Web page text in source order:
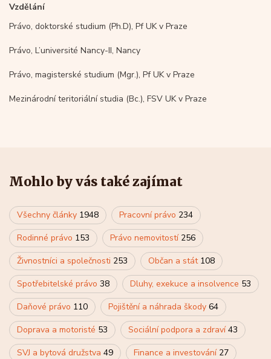
Vzdělání
Právo, doktorské studium (Ph.D), Pf UK v Praze
Právo, L’université Nancy-II, Nancy
Právo, magisterské studium (Mgr.), Pf UK v Praze
Mezinárodní teritoriální studia (Bc.), FSV UK v Praze
Mohlo by vás také zajímat
Všechny články 1948 Pracovní právo 234
Rodinné právo 153 Právo nemovitostí 256
Živnostníci a společnosti 253 Občan a stát 108
Spotřebitelské právo 38 Dluhy, exekuce a insolvence 53
Daňové právo 110 Pojištění a náhrada škody 64
Doprava a motoristé 53 Sociální podpora a zdraví43
SVJ a bytová družstva 49 Finance a investování 27